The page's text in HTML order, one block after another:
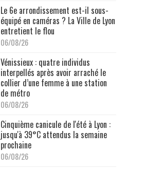
Le 6e arrondissement est-il sous-
équipé en caméras ? La Ville de Lyon
entretient le flou
06/08/26
Vénissieux : quatre individus
interpellés après avoir arraché le
collier d’une femme à une station
de métro
06/08/26
Cinquième canicule de l'été à Lyon :
jusqu'à 39°C attendus la semaine
prochaine
06/08/26